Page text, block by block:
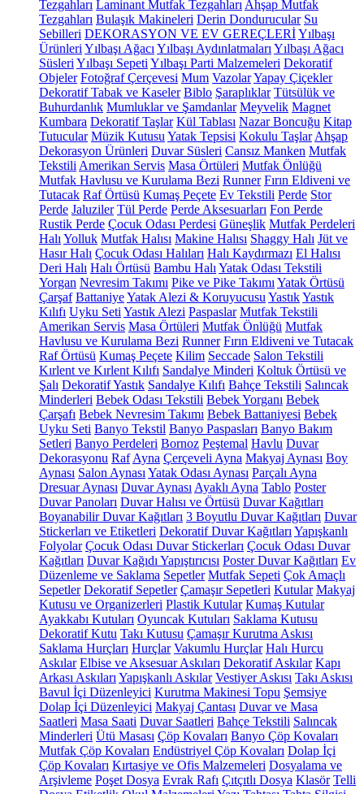
Tezgahları Laminant Mutfak Tezgahları Ahşap Mutfak
Tezgahları Bulaşık Makineleri Derin Dondurucular Su
Sebilleri DEKORASYON VE EV GEREÇLERİYılbaşı
Ürünleri Yılbaşı Ağacı Yılbaşı Aydınlatmaları Yılbaşı Ağacı
Süsleri Yılbaşı Sepeti Yılbaşı Parti Malzemeleri Dekoratif
Objeler Fotoğraf Çerçevesi Mum VazolarYapay Çiçekler
Dekoratif Tabak ve Kaseler Biblo Şaraplıklar Tütsülük ve
Buhurdanlık Mumluklar ve Şamdanlar Meyvelik Magnet
Kumbara Dekoratif Taşlar Kül Tablası Nazar Boncuğu Kitap
Tutucular Müzik Kutusu Yatak Tepsisi Kokulu Taşlar Ahşap
Dekorasyon Ürünleri Duvar Süsleri Cansız Manken Mutfak
Tekstili Amerikan Servis Masa Örtüleri Mutfak Önlüğü
Mutfak Havlusu ve Kurulama Bezi Runner Fırın Eldiveni ve
Tutacak Raf Örtüsü Kumaş Peçete Ev Tekstili Perde Stor
Perde Jaluziler Tül Perde Perde Aksesuarları Fon Perde
Rustik Perde Çocuk Odası Perdesi Güneşlik Mutfak Perdeleri
Halı Yolluk Mutfak Halısı Makine Halısı Shaggy Halı Jüt ve
Hasır Halı Çocuk Odası Halıları Halı Kaydırmazı El Halısı
Deri Halı Halı Örtüsü Bambu Halı Yatak Odası Tekstili
Yorgan Nevresim Takımı Pike ve Pike Takımı Yatak Örtüsü
Çarşaf BattaniyeYatak Alezi & Koruyucusu YastıkYastık
Kılıfı Uyku Seti Yastık Alezi Paspaslar Mutfak Tekstili
Amerikan Servis Masa Örtüleri Mutfak Önlüğü Mutfak
Havlusu ve Kurulama Bezi Runner Fırın Eldiveni ve Tutacak
Raf Örtüsü Kumaş Peçete Kilim Seccade Salon Tekstili
Kırlent ve Kırlent Kılıfı Sandalye Minderi Koltuk Örtüsü ve
Şalı Dekoratif Yastık Sandalye Kılıfı Bahçe Tekstili Salıncak
Minderleri Bebek Odası Tekstili Bebek Yorganı Bebek
Çarşafı Bebek Nevresim Takımı Bebek Battaniyesi Bebek
Uyku Seti Banyo Tekstil Banyo Paspasları Banyo Bakım
Setleri Banyo Perdeleri Bornoz Peştemal Havlu Duvar
Dekorasyonu Raf Ayna Çerçeveli Ayna Makyaj Aynası Boy
Aynası Salon Aynası Yatak Odası Aynası Parçalı Ayna
Dresuar Aynası Duvar Aynası Ayaklı Ayna Tablo Poster
Duvar Panoları Duvar Halısı ve Örtüsü Duvar Kağıtları
Boyanabilir Duvar Kağıtları 3 Boyutlu Duvar Kağıtları Duvar
Stickerları ve Etiketleri Dekoratif Duvar Kağıtları Yapışkanlı
Folyolar Çocuk Odası Duvar Stickerları Çocuk Odası Duvar
Kağıtları Duvar Kağıdı Yapıştırıcısı Poster Duvar Kağıtları Ev
Düzenleme ve Saklama Sepetler Mutfak Sepeti Çok Amaçlı
Sepetler Dekoratif Sepetler Çamaşır Sepetleri Kutular Makyaj
Kutusu ve Organizerleri Plastik Kutular Kumaş Kutular
Ayakkabı Kutuları Oyuncak Kutuları Saklama Kutusu
Dekoratif Kutu Takı Kutusu Çamaşır Kurutma Askısı
Saklama Hurçları Hurçlar Vakumlu Hurçlar Halı Hurcu
Askılar Elbise ve Aksesuar Askıları Dekoratif Askılar Kapı
Arkası Askıları Yapışkanlı Askılar Vestiyer Askısı Takı Askısı
Bavul İçi Düzenleyici Kurutma Makinesi Topu Şemsiye
Dolap İçi Düzenleyici Makyaj Çantası Duvar ve Masa
Saatleri Masa Saati Duvar Saatleri Bahçe Tekstili Salıncak
Minderleri Ütü Masası Çöp Kovaları Banyo Çöp Kovaları
Mutfak Çöp Kovaları Endüstriyel Çöp Kovaları Dolap İçi
Çöp Kovaları Kırtasiye ve Ofis Malzemeleri Dosyalama ve
Arşivleme Poşet Dosya Evrak Rafı Çıtçıtlı Dosya Klasör Telli